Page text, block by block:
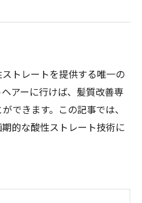
トレートを提供する唯一の
アーに行けば、髪質改善専
できます。この記事では、
的な酸性ストレート技術に